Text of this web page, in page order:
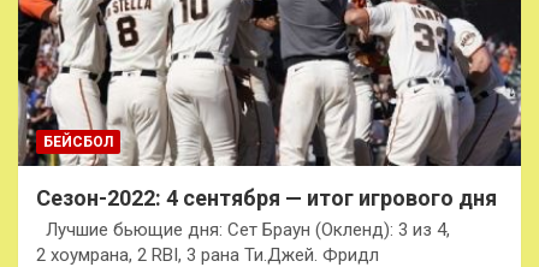
БЕЙСБОЛ
Сезон-2022: 4 сентября — итог игрового дня
Лучшие бьющие дня: Сет Браун (Окленд): 3 из 4,
2 хоумрана, 2 RBI, 3 рана Ти.Джей. Фридл